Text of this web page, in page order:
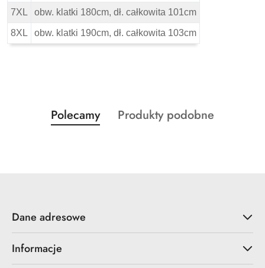
7XL obw. klatki 180cm, dł. całkowita 101cm
8XL obw. klatki 190cm, dł. całkowita 103cm
Pomiń karuzelę produktów
Produkty
o
Polecamy
Produkty
Produkty podobne
Dane adresowe
Informacje